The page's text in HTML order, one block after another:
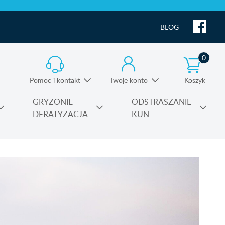
BLOG
Pomoc i kontakt Twoje konto Koszyk
0
GRYZONIE
DERATYZACJA
ODSTRASZANIE
KUN